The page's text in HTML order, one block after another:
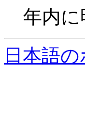
年内
日本語